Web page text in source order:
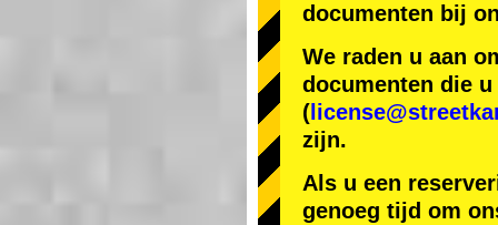
documenten bij
We raden u aan
documenten die
(
zijn.
Als u een
genoeg tijd om